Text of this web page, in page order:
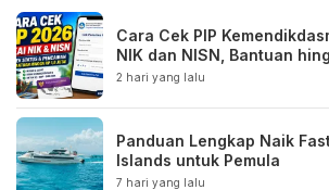
Cara Cek PIP
NIK dan NISN, Bantuan
2 hari yang lalu
Panduan Lengkap Naik
Islands untuk Pemula
7 hari yang lalu